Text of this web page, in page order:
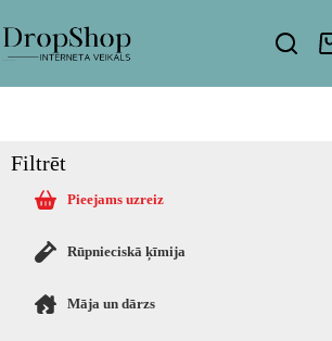
Filtrēt
Pieejams uzreiz
Rūpnieciskā ķīmija
Māja un dārzs